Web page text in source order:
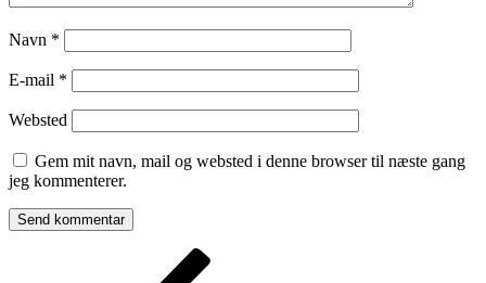
Navn *
E-mail *
Websted
Gem mit navn, mail og websted i denne browser til næste gang
jeg kommenterer.
Indlægsnavigation